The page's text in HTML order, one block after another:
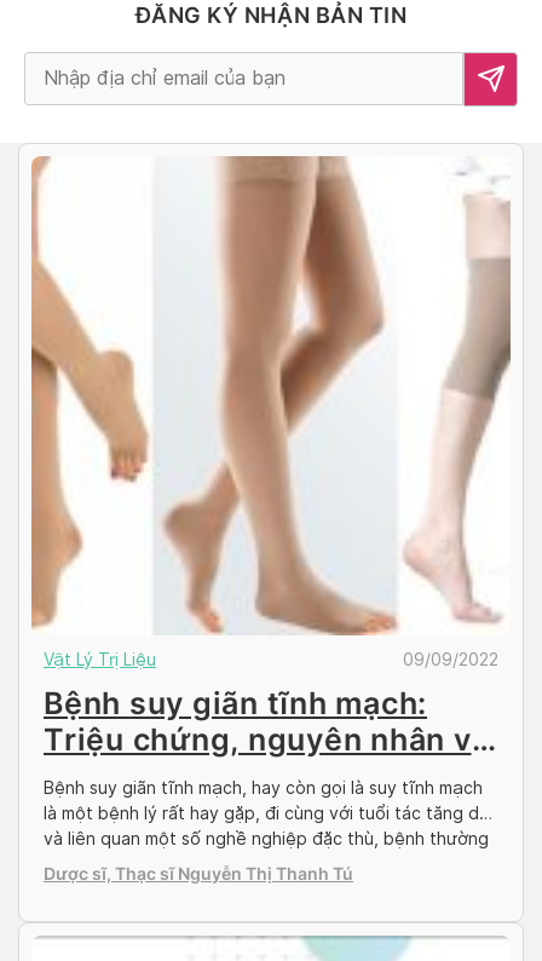
ĐĂNG KÝ NHẬN BẢN TIN
Vật Lý Trị Liệu 09/09/2022
Bệnh suy giãn tĩnh mạch:
Triệu chứng, nguyên nhân và
cách điều trị
Bệnh suy giãn tĩnh mạch, hay còn gọi là suy tĩnh mạch
là một bệnh lý rất hay gặp, đi cùng với tuổi tác tăng dần
và liên quan một số nghề nghiệp đặc thù, bệnh thường
là mạn tính. Bệnh có thể biểu hiện dưới dạng các mạch
máu giãn dưới da, như hình […]
Dược sĩ, Thạc sĩ Nguyễn Thị Thanh Tú